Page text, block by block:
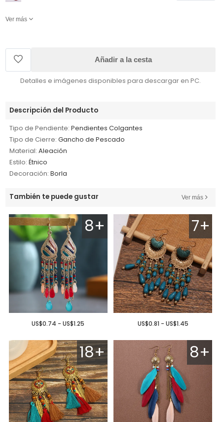
Ver más
Añadir a la cesta
Detalles e imágenes disponibles para descargar en PC.
Descripción del Producto
Tipo de Pendiente: Pendientes Colgantes
Tipo de Cierre: Gancho de Pescado
Material: Aleación
Estilo: Étnico
Decoración: Borla
También te puede gustar Ver más
8+
US$0.74 - US$1.25
7+
US$0.81 - US$1.45
18+ 8+